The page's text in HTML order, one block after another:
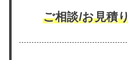
ご相談/お見積